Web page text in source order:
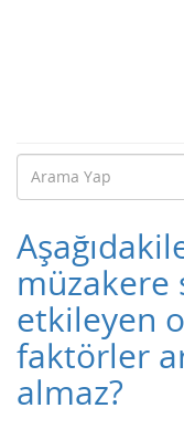
müzakere
etkileyen
faktörler
almaz?